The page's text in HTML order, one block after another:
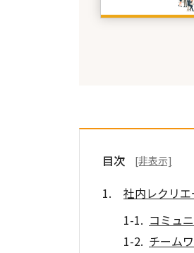
目次 [非表示]
社内レクリ
コミュ
チーム